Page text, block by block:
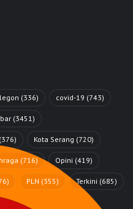
(336) covid-19 (743)
(3451)
(376) Kota Serang (720)
(716) Opini (419)
PLN (355) Terkini (685)